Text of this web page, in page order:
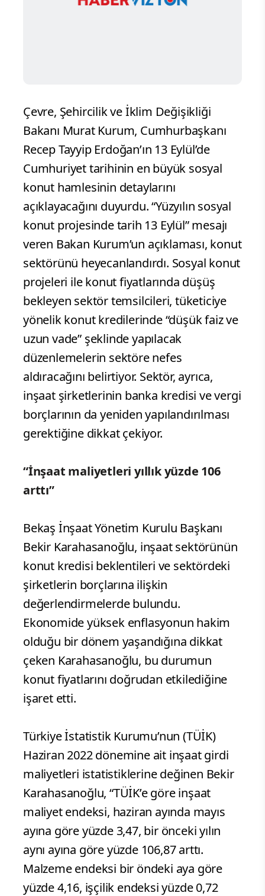
Çevre, Şehircilik ve İklim Değişikliği
Bakanı Murat Kurum, Cumhurbaşkanı
Recep Tayyip Erdoğan’ın 13 Eylül’de
Cumhuriyet tarihinin en büyük sosyal
konut hamlesinin detaylarını
açıklayacağını duyurdu. “Yüzyılın sosyal
konut projesinde tarih 13 Eylül” mesajı
veren Bakan Kurum’un açıklaması, konut
sektörünü heyecanlandırdı. Sosyal konut
projeleri ile konut fiyatlarında düşüş
bekleyen sektör temsilcileri, tüketiciye
yönelik konut kredilerinde “düşük faiz ve
uzun vade” şeklinde yapılacak
düzenlemelerin sektöre nefes
aldıracağını belirtiyor. Sektör, ayrıca,
inşaat şirketlerinin banka kredisi ve vergi
borçlarının da yeniden yapılandırılması
gerektiğine dikkat çekiyor.
“İnşaat maliyetleri yıllık yüzde 106
arttı”
Bekaş İnşaat Yönetim Kurulu Başkanı
Bekir Karahasanoğlu, inşaat sektörünün
konut kredisi beklentileri ve sektördeki
şirketlerin borçlarına ilişkin
değerlendirmelerde bulundu.
Ekonomide yüksek enflasyonun hakim
olduğu bir dönem yaşandığına dikkat
çeken Karahasanoğlu, bu durumun
konut fiyatlarını doğrudan etkilediğine
işaret etti.
Türkiye İstatistik Kurumu’nun (TÜİK)
Haziran 2022 dönemine ait inşaat girdi
maliyetleri istatistiklerine değinen Bekir
Karahasanoğlu, “TÜİK’e göre inşaat
maliyet endeksi, haziran ayında mayıs
ayına göre yüzde 3,47, bir önceki yılın
aynı ayına göre yüzde 106,87 arttı.
Malzeme endeksi bir öndeki aya göre
yüzde 4,16, işçilik endeksi yüzde 0,72